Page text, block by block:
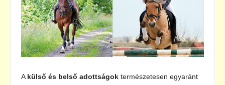
A külső és belső adottságok természetesen egyaránt